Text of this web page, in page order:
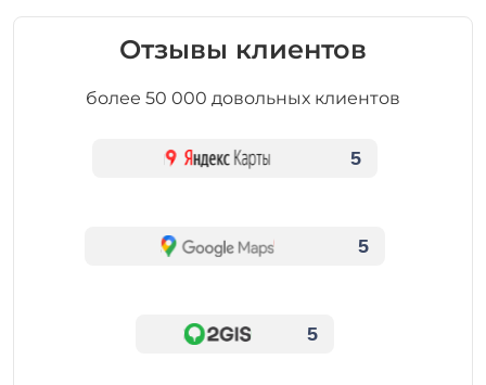
Отзывы клиентов
более 50 000 довольных клиентов
5
5
5